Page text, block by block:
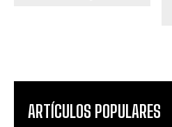
ARTÍCULOS POPULARES